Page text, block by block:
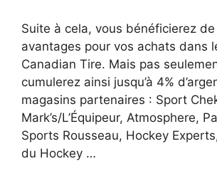
Suite à cela, vous bénéficierez
avantages pour vos achats dans
Canadian Tire. Mais pas
cumulerez ainsi jusqu’à 4%
magasins partenaires : Sport
Mark’s/L’Équipeur, Atmosphere,
Sports Rousseau, Hockey
du Hockey …